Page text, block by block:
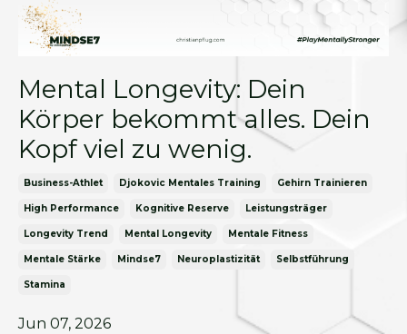
Mental Longevity: Dein
Körper bekommt alles. Dein
Kopf viel zu wenig.
Business-Athlet Djokovic Mentales Training Gehirn Trainieren
High Performance Kognitive Reserve Leistungsträger
Longevity Trend Mental Longevity Mentale Fitness
Mentale Stärke Mindse7 Neuroplastizität Selbstführung
Stamina
Jun 07, 2026